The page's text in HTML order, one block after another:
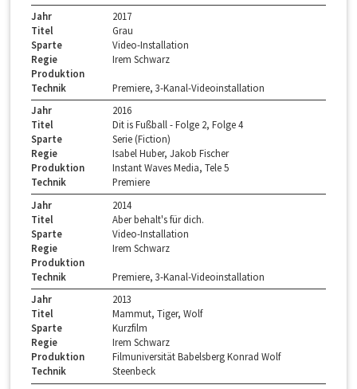
Jahr
2017
Titel
Grau
Sparte
Video-Installation
Regie
Irem Schwarz
Produktion
Technik
Premiere, 3-Kanal-Videoinstallation
Jahr
2016
Titel
Dit is Fußball - Folge 2, Folge 4
Sparte
Serie (Fiction)
Regie
Isabel Huber, Jakob Fischer
Produktion
Instant Waves Media, Tele 5
Technik
Premiere
Jahr
2014
Titel
Aber behalt's für dich.
Sparte
Video-Installation
Regie
Irem Schwarz
Produktion
Technik
Premiere, 3-Kanal-Videoinstallation
Jahr
2013
Titel
Mammut, Tiger, Wolf
Sparte
Kurzfilm
Regie
Irem Schwarz
Produktion
Filmuniversität Babelsberg Konrad Wolf
Technik
Steenbeck